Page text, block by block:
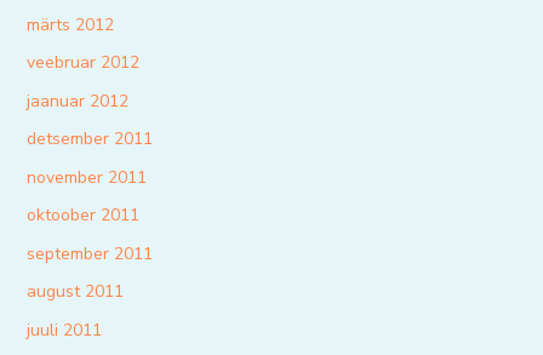
märts 2012
veebruar 2012
jaanuar 2012
detsember 2011
november 2011
oktoober 2011
september 2011
august 2011
juuli 2011